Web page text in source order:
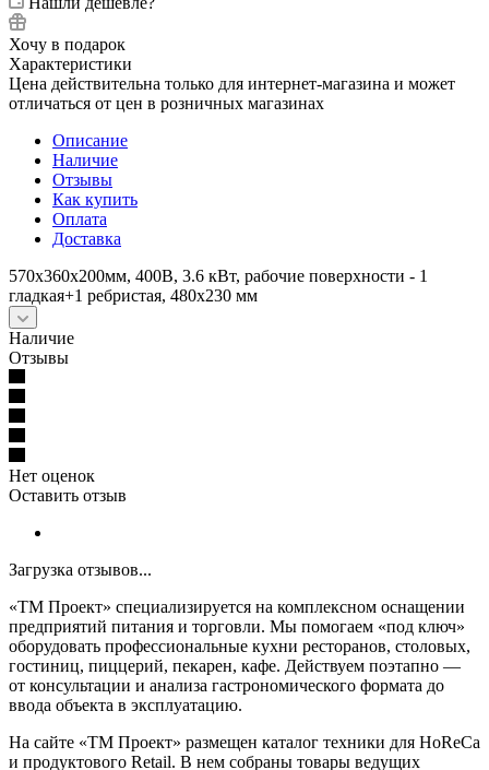
Хочу в подарок
Характеристики
Цена действительна только для интернет-магазина и может
отличаться от цен в розничных магазинах
Описание
Наличие
Отзывы
Как купить
Оплата
Доставка
570x360x200мм, 400В, 3.6 кВт, рабочие поверхности - 1
гладкая+1 ребристая, 480х230 мм
Наличие
Отзывы
Нет оценок
Оставить отзыв
Загрузка отзывов...
«ТМ Проект» специализируется на комплексном оснащении
предприятий питания и торговли. Мы помогаем «под ключ»
оборудовать профессиональные кухни ресторанов, столовых,
гостиниц, пиццерий, пекарен, кафе. Действуем поэтапно —
от консультации и анализа гастрономического формата до
ввода объекта в эксплуатацию.
На сайте «ТМ Проект» размещен каталог техники для HoReCa
и продуктового Retail. В нем собраны товары ведущих